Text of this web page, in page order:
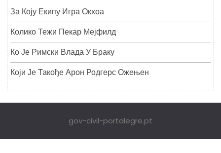
За Коју Екипу Игра Окхоа
Колико Тежи Пекар Мејфилд
Ко Је Римски Влада У Браку
Који Је Такође Арон Родгерс Ожењен
gov-civil-portalegre.pt